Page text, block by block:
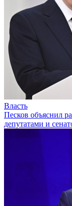
Власть
Песков объяснил
депутатами и